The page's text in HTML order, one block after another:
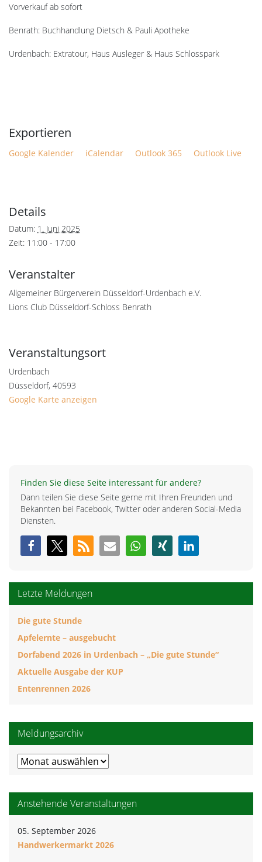
Vorverkauf ab sofort
Benrath: Buchhandlung Dietsch & Pauli Apotheke
Urdenbach: Extratour, Haus Ausleger & Haus Schlosspark
Google Kalender iCalendar Outlook 365 Outlook Live
Details
Datum: 1. Juni 2025
Zeit: 11:00 - 17:00
Veranstalter
Allgemeiner Bürgerverein Düsseldorf-Urdenbach e.V.
Lions Club Düsseldorf-Schloss Benrath
Veranstaltungsort
Urdenbach
Düsseldorf, 40593
Google Karte anzeigen
Finden Sie diese Seite interessant für andere?
Dann teilen Sie diese Seite gerne mit Ihren Freunden und
Bekannten bei Facebook, Twitter oder anderen Social-Media
Diensten.
Letzte Meldungen
Die gute Stunde
Apfelernte – ausgebucht
Dorfabend 2026 in Urdenbach – „Die gute Stunde“
Aktuelle Ausgabe der KUP
Entenrennen 2026
Meldungsarchiv
Meldungsarchiv
Anstehende Veranstaltungen
05. September 2026
Handwerkermarkt 2026